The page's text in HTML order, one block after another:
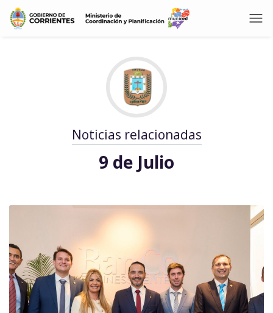
Noticias relacionadas
9 de Julio